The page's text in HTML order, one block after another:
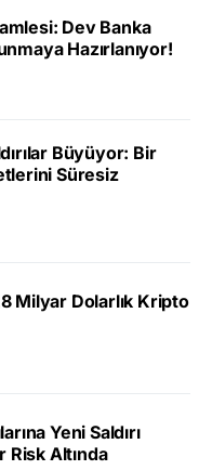
Dev Banka
Hazırlanıyor!
Büyüyor: Bir
Süresiz
Milyar Dolarlık Kripto
Yeni Saldırı
Risk Altında